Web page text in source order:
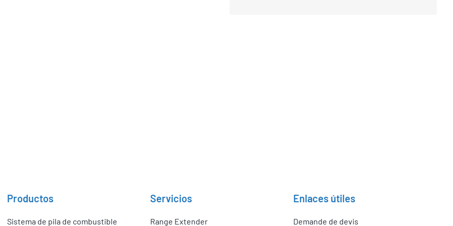
Productos
Sistema de pila de combustible
Servicios
Range Extender
Enlaces útiles
Demande de devis